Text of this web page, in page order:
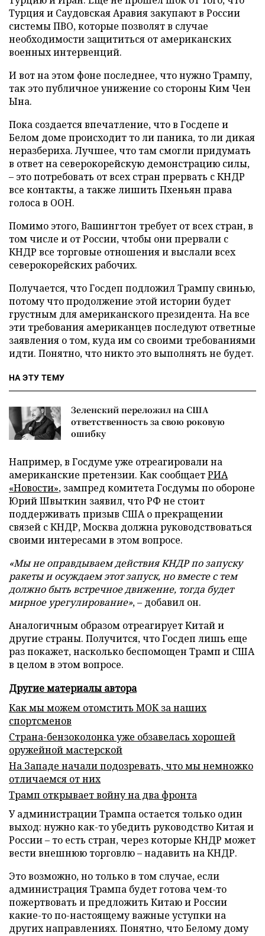
Турция и Саудовская Аравия закупают в России
системы ПВО, которые позволят в случае
необходимости защититься от американских
военных интервенций.
И вот на этом фоне последнее, что нужно Трампу,
так это публичное унижение со стороны Ким Чен
Ына.
Пока создается впечатление, что в Госдепе и
Белом доме происходит то ли паника, то ли дикая
неразбериха. Лучшее, что там смогли придумать
в ответ на северокорейскую демонстрацию силы,
– это потребовать от всех стран прервать с КНДР
все контакты, а также лишить Пхеньян права
голоса в ООН.
Помимо этого, Вашингтон требует от всех стран, в
том числе и от России, чтобы они прервали с
КНДР все торговые отношения и выслали всех
северокорейских рабочих.
Получается, что Госдеп подложил Трампу свинью,
потому что продолжение этой истории будет
грустным для американского президента. На все
эти требования американцев последуют ответные
заявления о том, куда им со своими требованиями
идти. Понятно, что никто это выполнять не будет.
НА ЭТУ ТЕМУ
Зеленский переложил на США
ответственность за свою роковую
ошибку
Например, в Госдуме уже отреагировали на
американские претензии. Как сообщаетРИА
«Новости», зампред комитета Госдумы по обороне
Юрий Швыткин заявил, что РФ не стоит
поддерживать призыв США о прекращении
связей с КНДР, Москва должна руководствоваться
своими интересами в этом вопросе.
«Мы не оправдываем действия КНДР по запуску
ракеты и осуждаем этот запуск, но вместе с тем
должно быть встречное движение, тогда будет
мирное урегулирование», – добавил он.
Аналогичным образом отреагирует Китай и
другие страны. Получится, что Госдеп лишь еще
раз покажет, насколько беспомощен Трамп и США
в целом в этом вопросе.
Другие материалы автора
Как мы можем отомстить МОК за наших
спортсменов
Страна-бензоколонка уже обзавелась хорошей
оружейной мастерской
На Западе начали подозревать, что мы немножко
отличаемся от них
Трамп открывает войну на два фронта
У администрации Трампа остается только один
выход: нужно как-то убедить руководство Китая и
России – то есть стран, через которые КНДР может
вести внешнюю торговлю – надавить на КНДР.
Это возможно, но только в том случае, если
администрация Трампа будет готова чем-то
пожертвовать и предложить Китаю и России
какие-то по-настоящему важные уступки на
других направлениях. Понятно, что Белому дому